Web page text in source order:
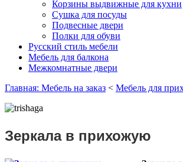
Корзины выдвижные для кухни
Сушка для посуды
Подвесные двери
Полки для обуви
Русский стиль мебели
Мебель для балкона
Межкомнатные двери
Главная: Мебель на заказ < Мебель для
Зеркала в прихожую